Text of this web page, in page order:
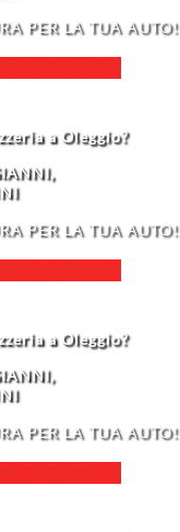
PER LA TUA AUTO!
a Oleggio?
PER LA TUA AUTO!
a Oleggio?
PER LA TUA AUTO!